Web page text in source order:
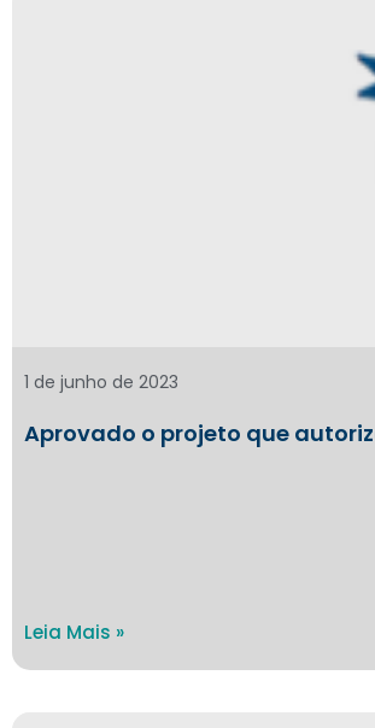
Aprovado o projeto que
1 de junho de 2023
Leia Mais »